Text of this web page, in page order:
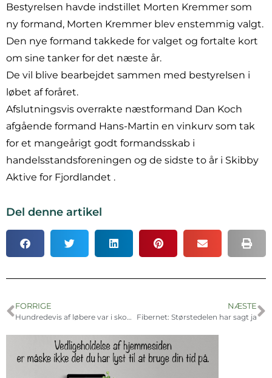
Bestyrelsen havde indstillet Morten Kremmer som
ny formand, Morten Kremmer blev enstemmig valgt.
Den nye formand takkede for valget og fortalte kort
om sine tanker for det næste år.
De vil blive bearbejdet sammen med bestyrelsen i
løbet af foråret.
Afslutningsvis overrakte næstformand Dan Koch
afgående formand Hans-Martin en vinkurv som tak
for et mangeårigt godt formandsskab i
handelsstandsforeningen og de sidste to år i Skibby
Aktive for Fjordlandet .
Del denne artikel
FORRIGE
Hundredevis af løbere var i skoven
NÆSTE
Fibernet: Størstedelen har sagt ja